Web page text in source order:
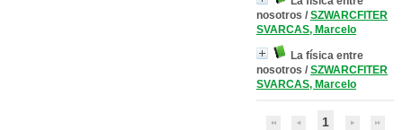
nosotros / SZWARCFITER
SVARCAS, Marcelo
La física entre
nosotros / SZWARCFITER
SVARCAS, Marcelo
1